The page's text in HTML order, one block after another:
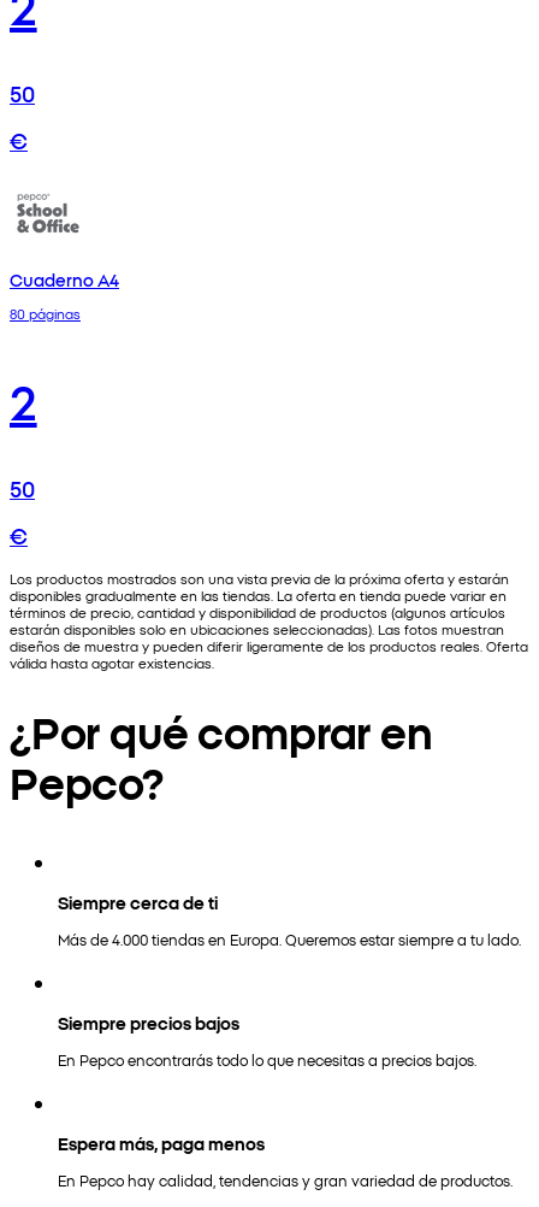
50
€
Cuaderno A4
80 páginas
2
50
€
Los productos mostrados son una vista previa de la próxima oferta y estarán
disponibles gradualmente en las tiendas. La oferta en tienda puede variar en
términos de precio, cantidad y disponibilidad de productos (algunos artículos
estarán disponibles solo en ubicaciones seleccionadas). Las fotos muestran
diseños de muestra y pueden diferir ligeramente de los productos reales. Oferta
válida hasta agotar existencias.
¿Por qué comprar en
Pepco?
Siempre cerca de ti
Más de 4.000 tiendas en Europa. Queremos estar siempre a tu lado.
Siempre precios bajos
En Pepco encontrarás todo lo que necesitas a precios bajos.
Espera más, paga menos
En Pepco hay calidad, tendencias y gran variedad de productos.